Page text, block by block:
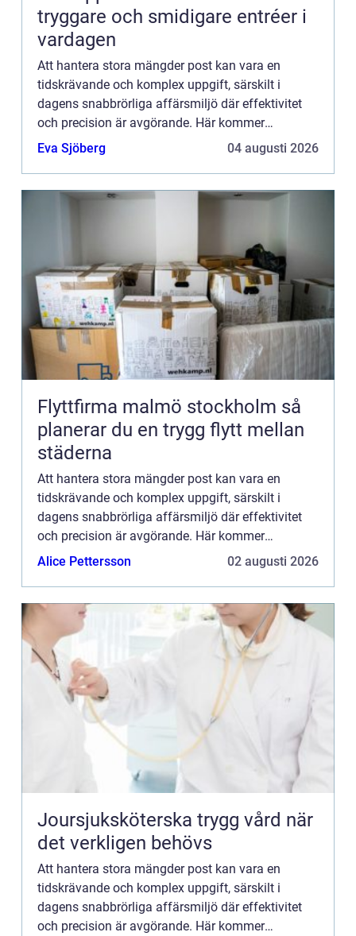
tryggare och smidigare entréer i
vardagen
Att hantera stora mängder post kan vara en
tidskrävande och komplex uppgift, särskilt i
dagens snabbrörliga affärsmiljö där effektivitet
och precision är avgörande. Här kommer
kuvertering in som en ny...
Eva Sjöberg 04 augusti 2026
Flyttfirma malmö stockholm så
planerar du en trygg flytt mellan
städerna
Att hantera stora mängder post kan vara en
tidskrävande och komplex uppgift, särskilt i
dagens snabbrörliga affärsmiljö där effektivitet
och precision är avgörande. Här kommer
kuvertering in som en ny...
Alice Pettersson 02 augusti 2026
Joursjuksköterska trygg vård när
det verkligen behövs
Att hantera stora mängder post kan vara en
tidskrävande och komplex uppgift, särskilt i
dagens snabbrörliga affärsmiljö där effektivitet
och precision är avgörande. Här kommer